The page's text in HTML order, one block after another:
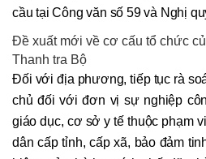
cầu tại Công văn số 59 và Nghị
Đề xuất mới về cơ cấu tổ chức
Thanh tra Bộ
Đối với địa phương, tiếp tục rà
chủ đối với đơn vị sự nghiệp
giáo dục, cơ sở y tế thuộc phạm
dân cấp tỉnh, cấp xã, bảo đảm